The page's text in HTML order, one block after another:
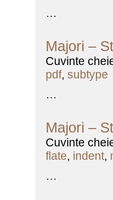
…
Majori –
Cuvinte
pdf, subtype
…
Majori –
Cuvinte
flate, indent,
…